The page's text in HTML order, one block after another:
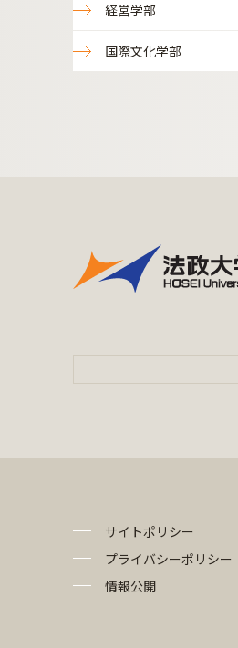
経営学部
国際文化学部
サイトポリシー
プライバシーポリシー
情報公開